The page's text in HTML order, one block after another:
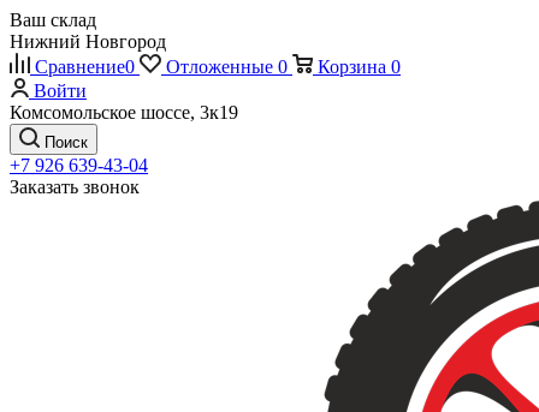
Ваш склад
Нижний Новгород
Сравнение0 Отложенные 0 Корзина 0
Войти
Комсомольское шоссе, 3к19
Поиск
+7 926 639-43-04
Заказать звонок